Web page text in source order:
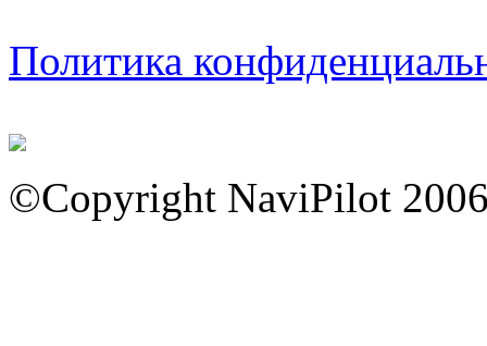
Политика
©Copyright NaviPilot